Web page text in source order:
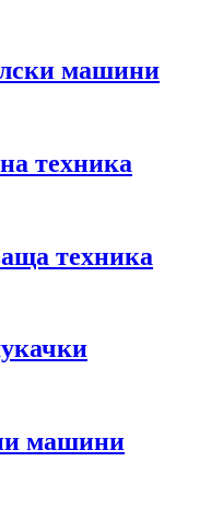
машини
техника
техника
машини